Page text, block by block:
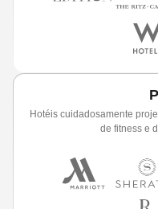
Hotéis cuidadosamente
de fitness e